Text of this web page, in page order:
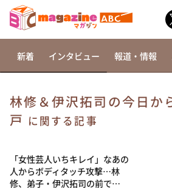
なるみ・岡村の過ぎるTV
これ余談なんですけど・・・
～人生密着トークバラエティ！～
新着 インタビュー 報道・情報
林修＆伊沢拓司の今日か
戸 に関する記事
「女性芸人いちキレイ」なあの
人からボディタッチ攻撃…林
修、弟子・伊沢拓司の前で…